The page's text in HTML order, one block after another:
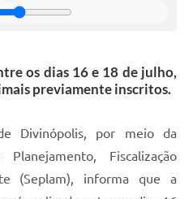
os dias 16 e 18 de julho,
previamente inscritos.
Divinópolis, por meio da
Fiscalização
(Seplam), informa que a